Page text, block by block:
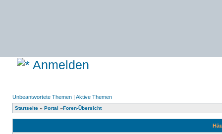
Anmelden
Unbeantwortete Themen | Aktive Themen
Startseite » Portal »Foren-Übersicht